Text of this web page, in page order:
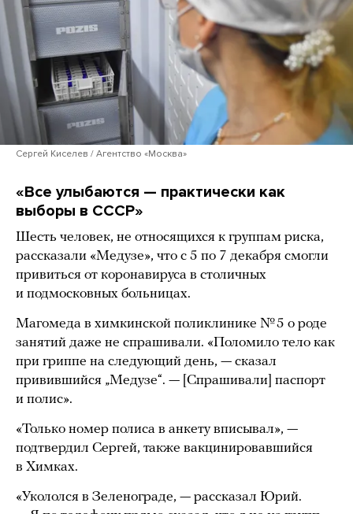
Сергей Киселев / Агентство «Москва»
«Все улыбаются — практически как
выборы в СССР»
Шесть человек, не относящихся к группам риска,
рассказали «Медузе», что с 5 по 7 декабря смогли
привиться от коронавируса в столичных
и подмосковных больницах.
Магомеда в химкинской поликлинике № 5 о роде
занятий даже не спрашивали. «Поломило тело как
при гриппе на следующий день, — сказал
привившийся „Медузе“. — [Спрашивали] паспорт
и полис».
«Только номер полиса в анкету вписывал», —
подтвердил Сергей, также вакцинировавшийся
в Химках.
«Укололся в Зеленограде, — рассказал Юрий.